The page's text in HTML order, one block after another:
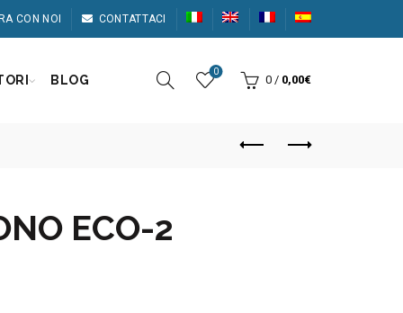
CON NOI CONTATTACI
BLOG
0
0 / 0,00€
ECO-2